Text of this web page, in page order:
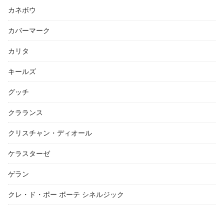
カネボウ
カバーマーク
カリタ
キールズ
グッチ
クラランス
クリスチャン・ディオール
ケラスターゼ
ゲラン
クレ・ド・ポー ボーテ シネルジック